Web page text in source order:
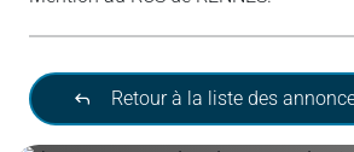
Retour à la liste des